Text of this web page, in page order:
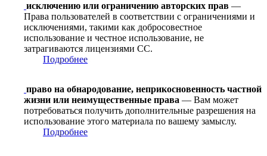
исключению или ограничению авторских прав —
Права пользователей в соответствии с ограничениями и
исключениями, такими как добросовестное
использование и честное использование, не
затрагиваются лицензиями CC.
Подробнее
право на обнародование, неприкосновенность частной
жизни или неимущественные права — Вам может
потребоваться получить дополнительные разрешения на
использование этого материала по вашему замыслу.
Подробнее